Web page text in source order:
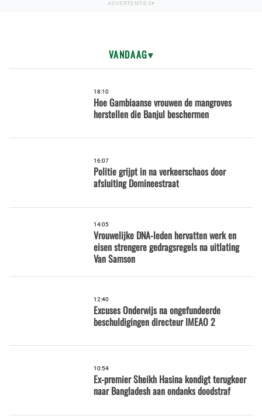
VANDAAG
18:10
Hoe Gambiaanse vrouwen de mangroves
herstellen die Banjul beschermen
16:07
Politie grijpt in na verkeerschaos door
afsluiting Domineestraat
14:05
Vrouwelijke DNA-leden hervatten werk en
eisen strengere gedragsregels na uitlating
Van Samson
12:40
Excuses Onderwijs na ongefundeerde
beschuldigingen directeur IMEAO 2
10:54
Ex-premier Sheikh Hasina kondigt terugkeer
naar Bangladesh aan ondanks doodstraf